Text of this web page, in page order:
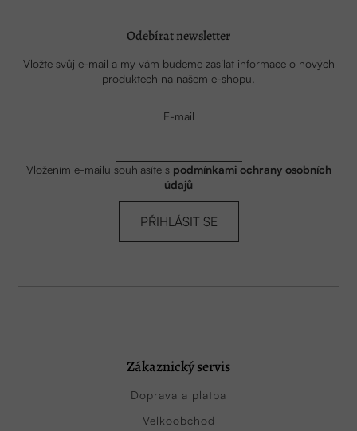
Odebírat newsletter
Vložte svůj e-mail a my vám budeme zasílat informace o nových
produktech na našem e-shopu.
E-mail
Vložením e-mailu souhlasíte s podmínkami ochrany osobních
údajů
PŘIHLÁSIT SE
Zákaznický servis
Doprava a platba
Velkoobchod